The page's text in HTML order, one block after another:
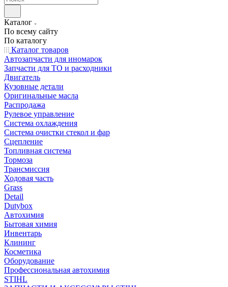
Каталог
По всему сайту
По каталогу
Каталог товаров
Автозапчасти для иномарок
Запчасти для ТО и расходники
Двигатель
Кузовные детали
Оригинальные масла
Распродажа
Рулевое управление
Система охлаждения
Система очистки стекол и фар
Сцепление
Топливная система
Тормоза
Трансмиссия
Ходовая часть
Grass
Detail
Dutybox
Автохимия
Бытовая химия
Инвентарь
Клининг
Косметика
Оборудование
Профессиональная автохимия
STIHL